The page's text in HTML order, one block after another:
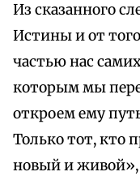
Из сказанного
Истины и от
частью нас
которым мы
откроем ему
Только тот, кто
новый и живой»,